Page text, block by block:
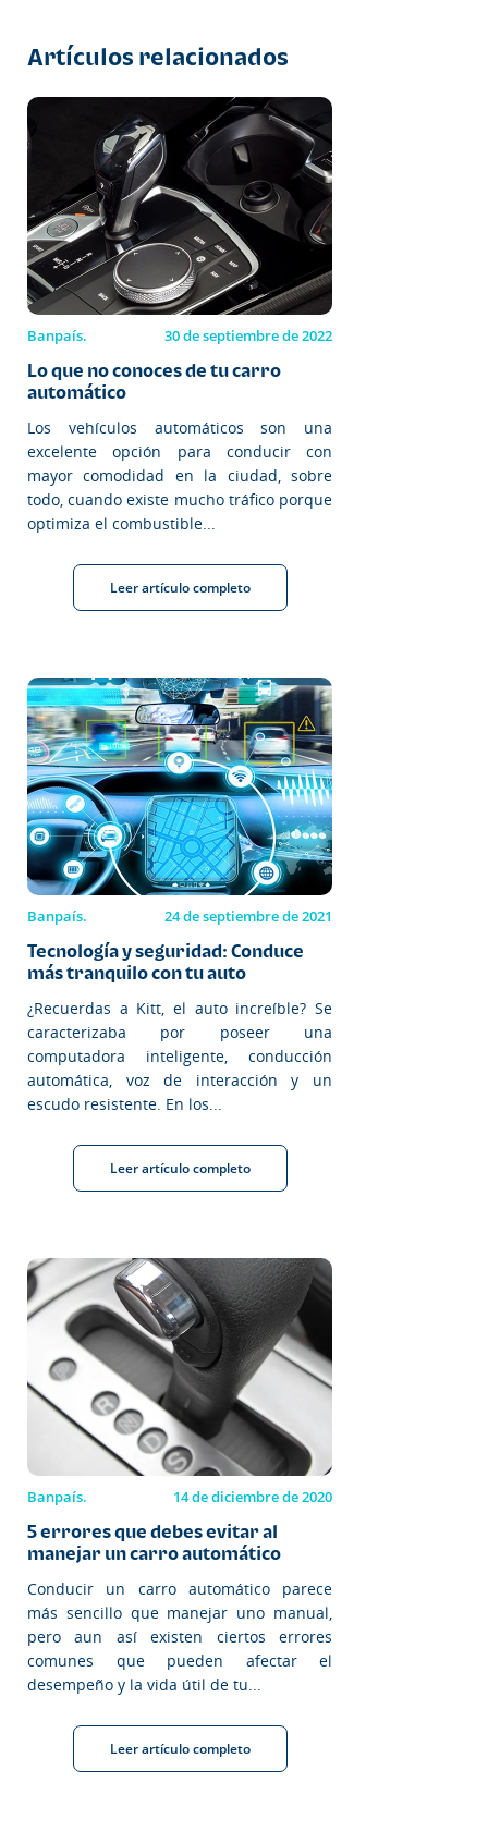
Artículos relacionados
Banpaís. 30 de septiembre de 2022
Lo que no conoces de tu carro
automático
Los vehículos automáticos son una
excelente opción para conducir con
mayor comodidad en la ciudad, sobre
todo, cuando existe mucho tráfico porque
optimiza el combustible...
Leer artículo completo
Banpaís. 24 de septiembre de 2021
Tecnología y seguridad: Conduce
más tranquilo con tu auto
¿Recuerdas a Kitt, el auto increíble? Se
caracterizaba por poseer una
computadora inteligente, conducción
automática, voz de interacción y un
escudo resistente. En los...
Leer artículo completo
Banpaís. 14 de diciembre de 2020
5 errores que debes evitar al
manejar un carro automático
Conducir un carro automático parece
más sencillo que manejar uno manual,
pero aun así existen ciertos errores
comunes que pueden afectar el
desempeño y la vida útil de tu...
Leer artículo completo